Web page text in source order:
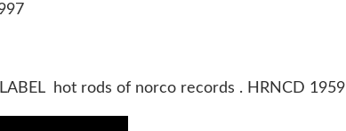
hot rods of norco records . HRNCD 1959